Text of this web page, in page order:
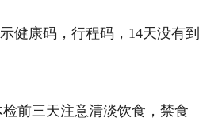
健康码，行程码，14天没有到
前三天注意清淡饮食，禁食